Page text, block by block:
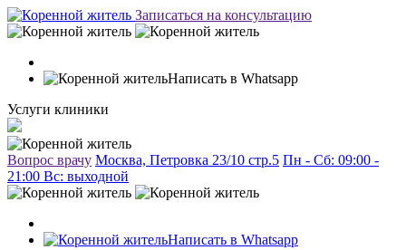
Записаться на консультацию
Написать в Whatsapp
Услуги клиники
Вопрос врачу Москва, Петровка 23/10 стр.5 Пн - Сб: 09:00 -
21:00 Вc: выходной
Написать в Whatsapp